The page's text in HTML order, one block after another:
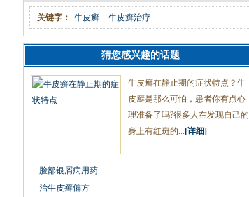
关键字： 牛皮癣 牛皮癣治疗
猜您感兴趣的话题
牛皮癣在静止期的症状特点？牛
皮廯是那么可怕，患者你有点心
理准备了吗?很多人在发现自己的
身上有红斑的... [详细]
脸部银屑病用药
治牛皮癣偏方